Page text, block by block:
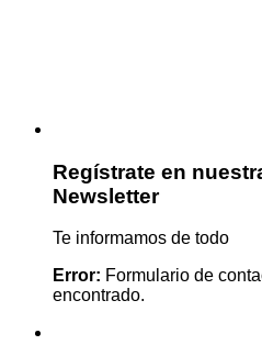
Regístrate en
Newsletter
Te informamos de todo
Error: Formulario de
encontrado.